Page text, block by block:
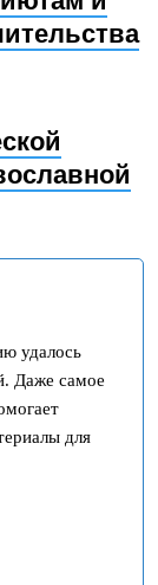
удалось
Даже самое
для